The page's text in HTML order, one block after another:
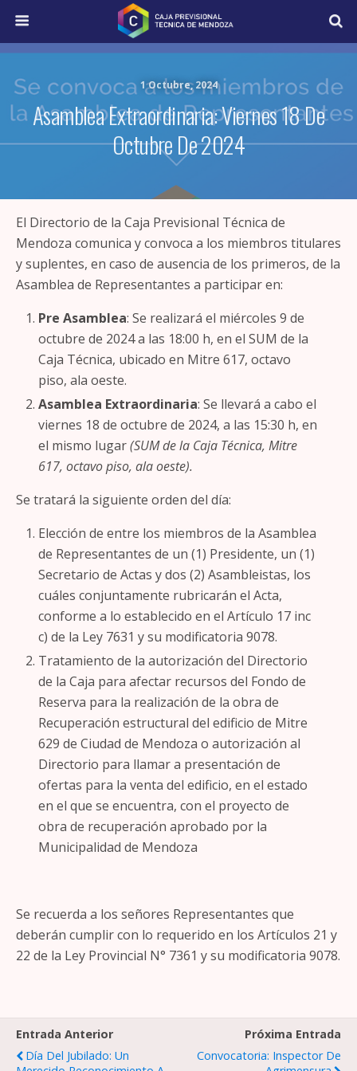
1 Octubre, 2024
Asamblea Extraordinaria: Viernes 18 De
Octubre De 2024
El Directorio de la Caja Previsional Técnica de
Mendoza comunica y convoca a los miembros titulares
y suplentes, en caso de ausencia de los primeros, de la
Asamblea de Representantes a participar en:
Pre Asamblea: Se realizará el miércoles 9 de
octubre de 2024 a las 18:00 h, en el SUM de la
Caja Técnica, ubicado en Mitre 617, octavo
piso, ala oeste.
Asamblea Extraordinaria: Se llevará a cabo el
viernes 18 de octubre de 2024, a las 15:30 h, en
el mismo lugar(SUM de la Caja Técnica, Mitre
617, octavo piso, ala oeste).
Se tratará la siguiente orden del día:
Elección de entre los miembros de la Asamblea
de Representantes de un (1) Presidente, un (1)
Secretario de Actas y dos (2) Asambleistas, los
cuáles conjuntamente rubricarán el Acta,
conforme a lo establecido en el Artículo 17 inc
c) de la Ley 7631 y su modificatoria 9078.
Tratamiento de la autorización del Directorio
de la Caja para afectar recursos del Fondo de
Reserva para la realización de la obra de
Recuperación estructural del edificio de Mitre
629 de Ciudad de Mendoza o autorización al
Directorio para llamar a presentación de
ofertas para la venta del edificio, en el estado
en el que se encuentra, con el proyecto de
obra de recuperación aprobado por la
Municipalidad de Mendoza
Se recuerda a los señores Representantes que
deberán cumplir con lo requerido en los Artículos 21 y
22 de la Ley Provincial N° 7361 y su modificatoria 9078.
Entrada Anterior
Día Del Jubilado: Un
Próxima Entrada
Convocatoria: Inspector De